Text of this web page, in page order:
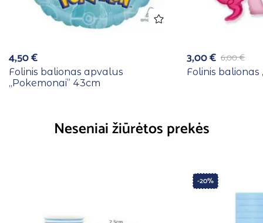
4,50€
Folinis balionas apvalus
,,Pokemonai” 43cm
6,00€
3,00€
Folinis balionas
Neseniai žiūrėtos prekės
-20%